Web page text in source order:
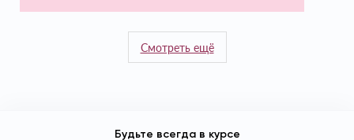
Смотреть ещё
Будьте всегда в курсе